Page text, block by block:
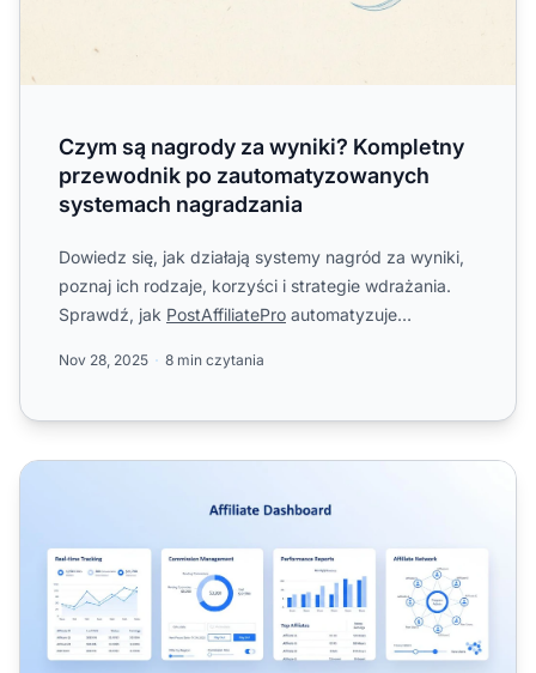
Czym są nagrody za wyniki? Kompletny
przewodnik po zautomatyzowanych
systemach nagradzania
Dowiedz się, jak działają systemy nagród za wyniki,
poznaj ich rodzaje, korzyści i strategie wdrażania.
Sprawdź, jak PostAffiliatePro automatyzuje
Nov 28, 2025 8 min czytania
Jak Post Affiliate Pro Może Pomóc w Zarządzaniu